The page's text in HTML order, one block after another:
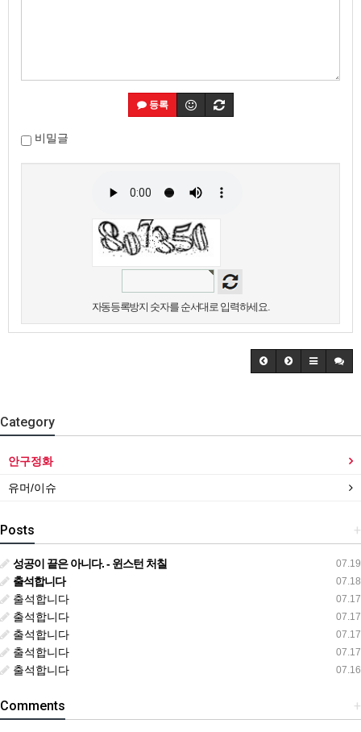
등록
비밀글
자동등록방지 숫자를 순서대로 입력하세요.
Category
안구정화
유머/이슈
+
Posts
07.19
성공이 끝은 아니다. - 윈스턴 처칠
07.18
출석합니다
07.17
출석합니다
07.17
출석합니다
07.17
출석합니다
07.17
출석합니다
07.16
출석합니다
+
Comments